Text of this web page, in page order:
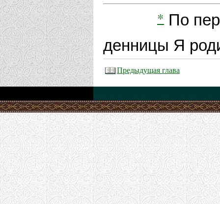
* По
денницы Я
Предыдущая глава